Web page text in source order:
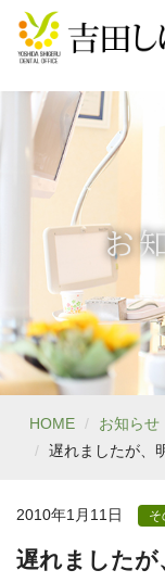
お
HOME お知らせ
遅れましたが、
2010年1月11日 そ
遅れました